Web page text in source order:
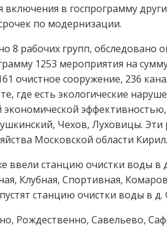
в госпрограмму
по модернизации.
8 рабочих групп, обследовано
1253 мероприятия на
очистное сооружение, 236
где есть экологические
экономической
Чехов, Луховицы.
Московской области
ввели станцию очистки воды
Клубная, Спортивная,
станцию очистки воды в
Рождественно, Савельево,